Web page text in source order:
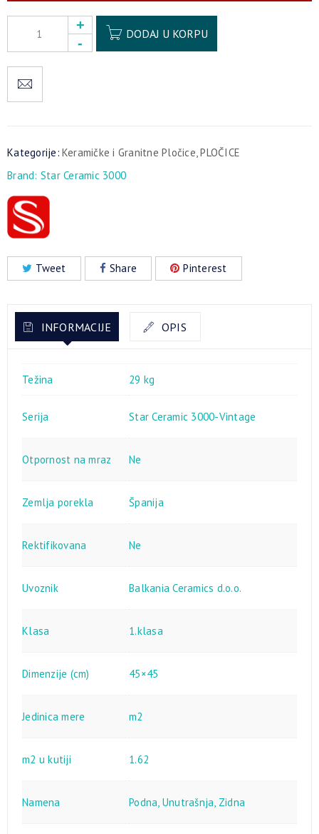
DODAJ U KORPU
Kategorije: Keramičke i Granitne Pločice,PLOČICE
Brand: Star Ceramic 3000
Tweet Share Pinterest
INFORMACIJE OPIS
Težina 29 kg
Serija Star Ceramic 3000-Vintage
Otpornost na mraz Ne
Zemlja porekla Španija
Rektifikovana Ne
Uvoznik Balkania Ceramics d.o.o.
Klasa 1.klasa
Dimenzije (cm) 45×45
Jedinica mere m2
m2 u kutiji 1.62
Namena Podna, Unutrašnja, Zidna